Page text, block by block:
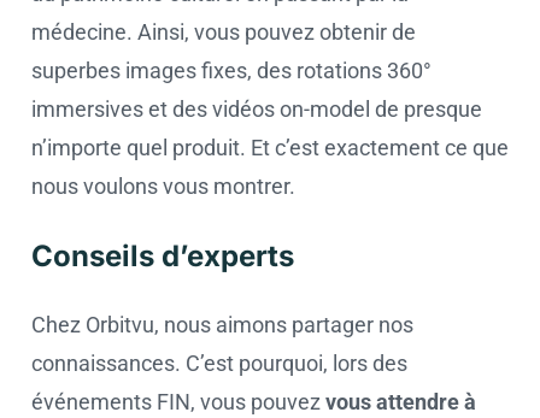
médecine. Ainsi, vous pouvez obtenir de
superbes images fixes, des rotations 360°
immersives et des vidéos on-model de presque
n’importe quel produit. Et c’est exactement ce que
nous voulons vous montrer.
Conseils d’experts
Chez Orbitvu, nous aimons partager nos
connaissances. C’est pourquoi, lors des
événements FIN, vous pouvez vous attendre à